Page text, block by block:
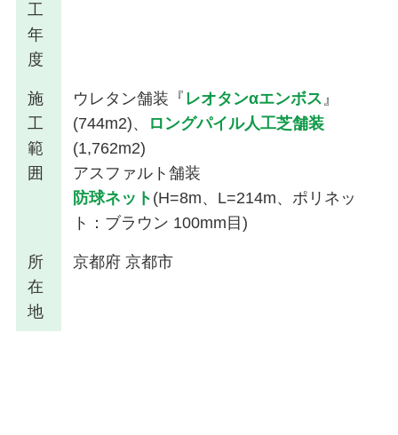
工
年
度
施
工
範
囲
ウレタン舗装『 レオタンαエンボス』
(744m2)、
ロングパイル人工芝舗装
(1,762m2)
アスファルト舗装
防球ネット (H=8m、L=214m、ポリネッ
ト：ブラウン 100mm目)
所
在
地
京都府 京都市